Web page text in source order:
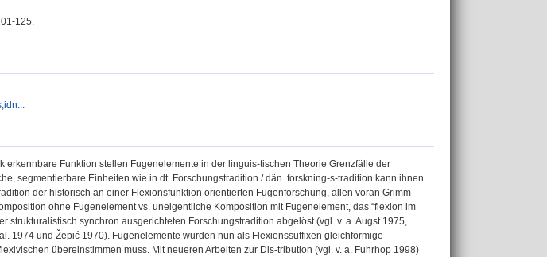
125.
erkennbare Funktion stellen Fugenelemente in der linguis-tischen Theorie Grenzfälle der
segmentierbare Einheiten wie in dt. Forschungstradition / dän. forskning-s-tradition kann ihnen
der historisch an einer Flexionsfunktion orientierten Fugenforschung, allen voran Grimm
ohne Fugenelement vs. uneigentliche Komposition mit Fugenelement, das “flexion im
strukturalistisch synchron ausgerichteten Forschungstradition abgelöst (vgl. v. a. Augst 1975,
1974 und Žepić 1970). Fugenelemente wurden nun als Flexionssuffixen gleichförmige
übereinstimmen muss. Mit neueren Arbeiten zur Dis-tribution (vgl. v. a. Fuhrhop 1998)